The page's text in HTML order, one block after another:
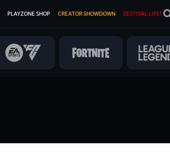
PLAYZONE SHOP CREATOR SHOWDOWN FESTIVAL LIFE!